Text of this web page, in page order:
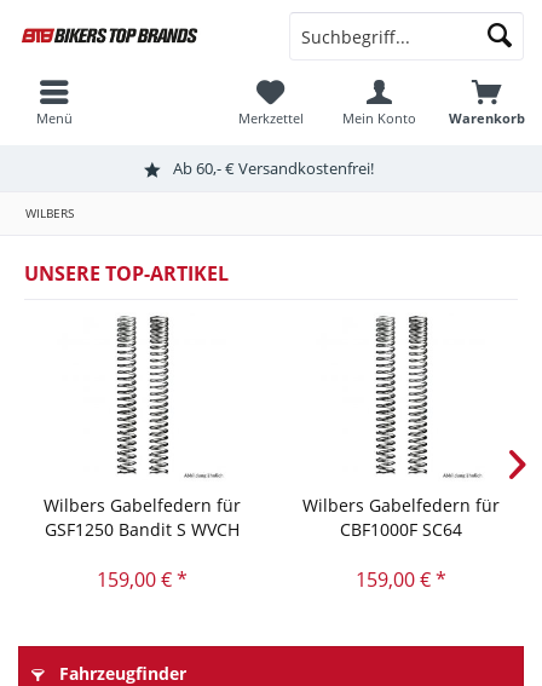
Ab 60,- € Versandkostenfrei!
Warenkorb
Merkzettel Mein Konto
Menü
WILBERS
UNSERE TOP-ARTIKEL
Wilbers Gabelfedern für
GSF1250 Bandit S WVCH
159,00 € *
Wilbers Gabelfedern für
CBF1000F SC64
159,00 € *
Fahrzeugfinder